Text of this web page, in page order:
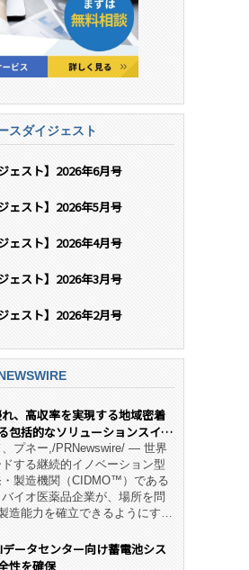
スダイジェスト
ェスト】2026年6月号
ェスト】2026年5月号
ェスト】2026年4月号
ェスト】2026年3月号
ェスト】2026年2月号
、高収率を実現する地域密着
包括的なソリューションスイー
、プネー,/PRNewswire/ — 世界
する継続的イノベーション型
製造機関（CIDMO™）である
イオ医薬品企業が、場所を問
造能力を確立できるようにす
を発表しました。 同社の実績
continuous
ータセンター向け蓄電池シス
性を確保